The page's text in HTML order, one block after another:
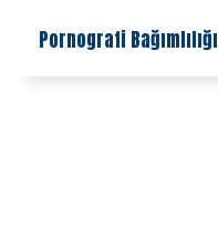
Pornografi Bağımlılığı